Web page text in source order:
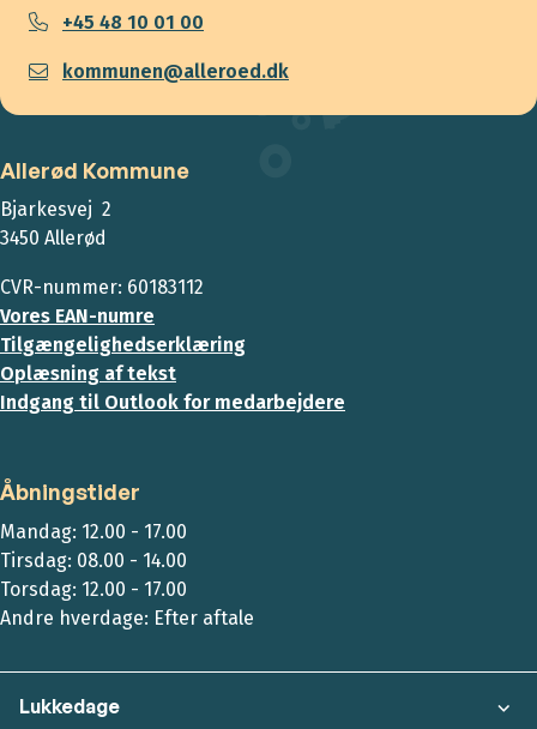
+45 48 10 01 00
kommunen@alleroed.dk
Allerød Kommune
Bjarkesvej 2
3450 Allerød
CVR-nummer: 60183112
Vores EAN-numre
Tilgængelighedserklæring
Oplæsning af tekst
Indgang til Outlook for medarbejdere
Åbningstider
Mandag: 12.00 - 17.00
Tirsdag: 08.00 - 14.00
Torsdag: 12.00 - 17.00
Andre hverdage: Efter aftale
Lukkedage